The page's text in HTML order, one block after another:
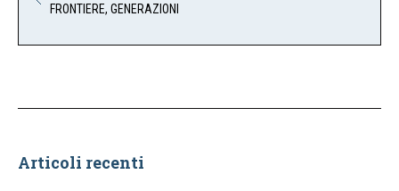
FRONTIERE, GENERAZIONI
Articoli recenti